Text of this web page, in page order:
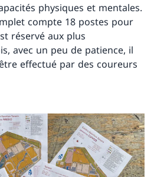
physiques et mentales.
compte 18 postes pour
réservé aux plus
avec un peu de patience, il
effectué par des coureurs